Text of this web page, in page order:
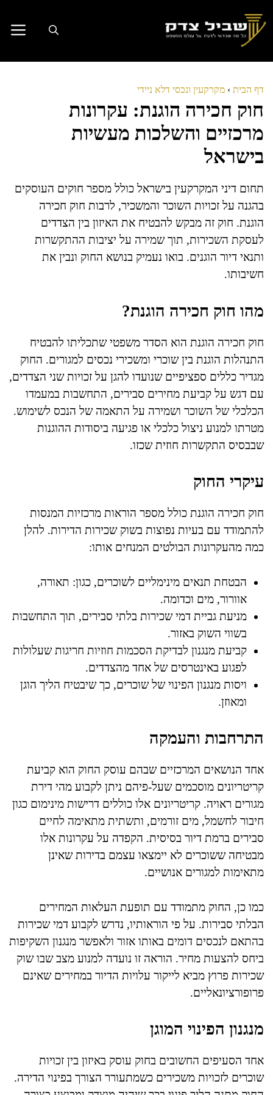
לתוכן
דף הבית › מקרקעין ונכסי דלא ניידי
חוק חכירה הוגנת: עקרונות
מרכזיים והשלכות מעשיות
בישראל
תחום דיני המקרקעין בישראל כולל מספר חוקים העוסקים
בהגנה על זכויות השוכר והמשכיר, לרבות חוק חכירה
הוגנת. חוק זה מבקש להבטיח את האיזון בין הצדדים
לעסקת השכירות, תוך שמירה על יציבות ההתקשרות
ותנאי דיור הוגנים. בואו נעמיק בנושא החוק ונבין את
חשיבותו.
מהו חוק חכירה הוגנת?
חוק חכירה הוגנת הוא הסדר משפטי שתכליתו להבטיח
התנהלות הוגנת בין שוכרי ומשכירי נכסים למגורים. החוק
מגדיר כללים ספציפיים שנועדו להגן על זכויות שני הצדדים,
עם דגש על קביעת מחירים סבירים, התחשבות במעמדו
הכלכלי של השוכר ושמירה על התאמה של הנכס לשימוש.
מטרתו למנוע ניצול כלכלי או פגיעה ביסודות ההוגנות
שבבסיס התקשרות חוזית שכזו.
עיקרי החוק
חוק חכירה הוגנת כולל מספר הוראות מרכזיות המנסות
להתמודד עם בעיות נפוצות בשוק שכירות הדירות. להלן
כמה מהעקרונות הבולטים המנחים אותו:
הבטחת תנאים מינימליים לשוכרים, כגון: תאורה,
אוורור, מים וכדומה.
מניעת גביית דמי שכירות בלתי סבירים, תוך התחשבות
בשווי השוק באזור.
קביעת מנגנון לבדיקת הסכמות חוזיות חריגות שעלולות
לפגוע באינטרסים של אחד מהצדדים.
ויסות מנגנון הפינוי של שוכרים, כך שיבטיח הליך הוגן
ומאוזן.
התרחבות והעמקה
אחד הנושאים המרכזיים שבהם עוסק החוק הוא קביעת
קריטריונים מוסכמים שעל-פיהם ניתן לקבוע מהי דירת
מגורים ראויה. קריטריונים אלו כוללים דרישות מינימום כגון
חיבור לחשמל, מים זורמים, ותשתית מתאימה לחיים
סבירים ברמת דיור בסיסית. הקפדה על עקרונות אלו
מבטיחה ששוכרים לא יימצאו עצמם בדירות שאינן
מתאימות למגורים אנושיים.
כמו כן, החוק מתמודד עם תופעת העלאות המחירים
הבלתי סבירות. על פי הוראותיו, נדרש לקבוע דמי שכירות
בהתאם לנכסים דומים באותו אזור ולאפשר מנגנון השקיפות
ביחס להצעות מחיר. הוראה זו נועדה למנוע מצב שבו שוק
שכירות פרוץ מביא לייקור עלויות הדיור במחירים שאינם
פרופורציונאליים.
מנגנון הפינוי המוגן
אחד הסעיפים החשובים בחוק עוסק באיזון בין זכויות
שוכרים לזכויות משכירים כשמתעורר הצורך בפינוי הדירה.